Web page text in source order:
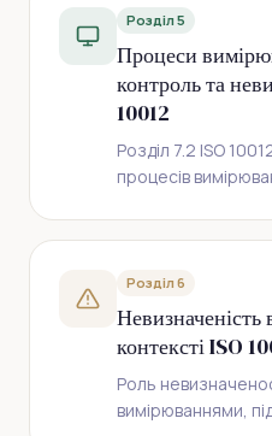
Розділ 5
Процеси
контроль та
10012
Розділ 7.2 ISO
процесів
Розділ 6
контексті ISO
Роль
вимірюваннями,